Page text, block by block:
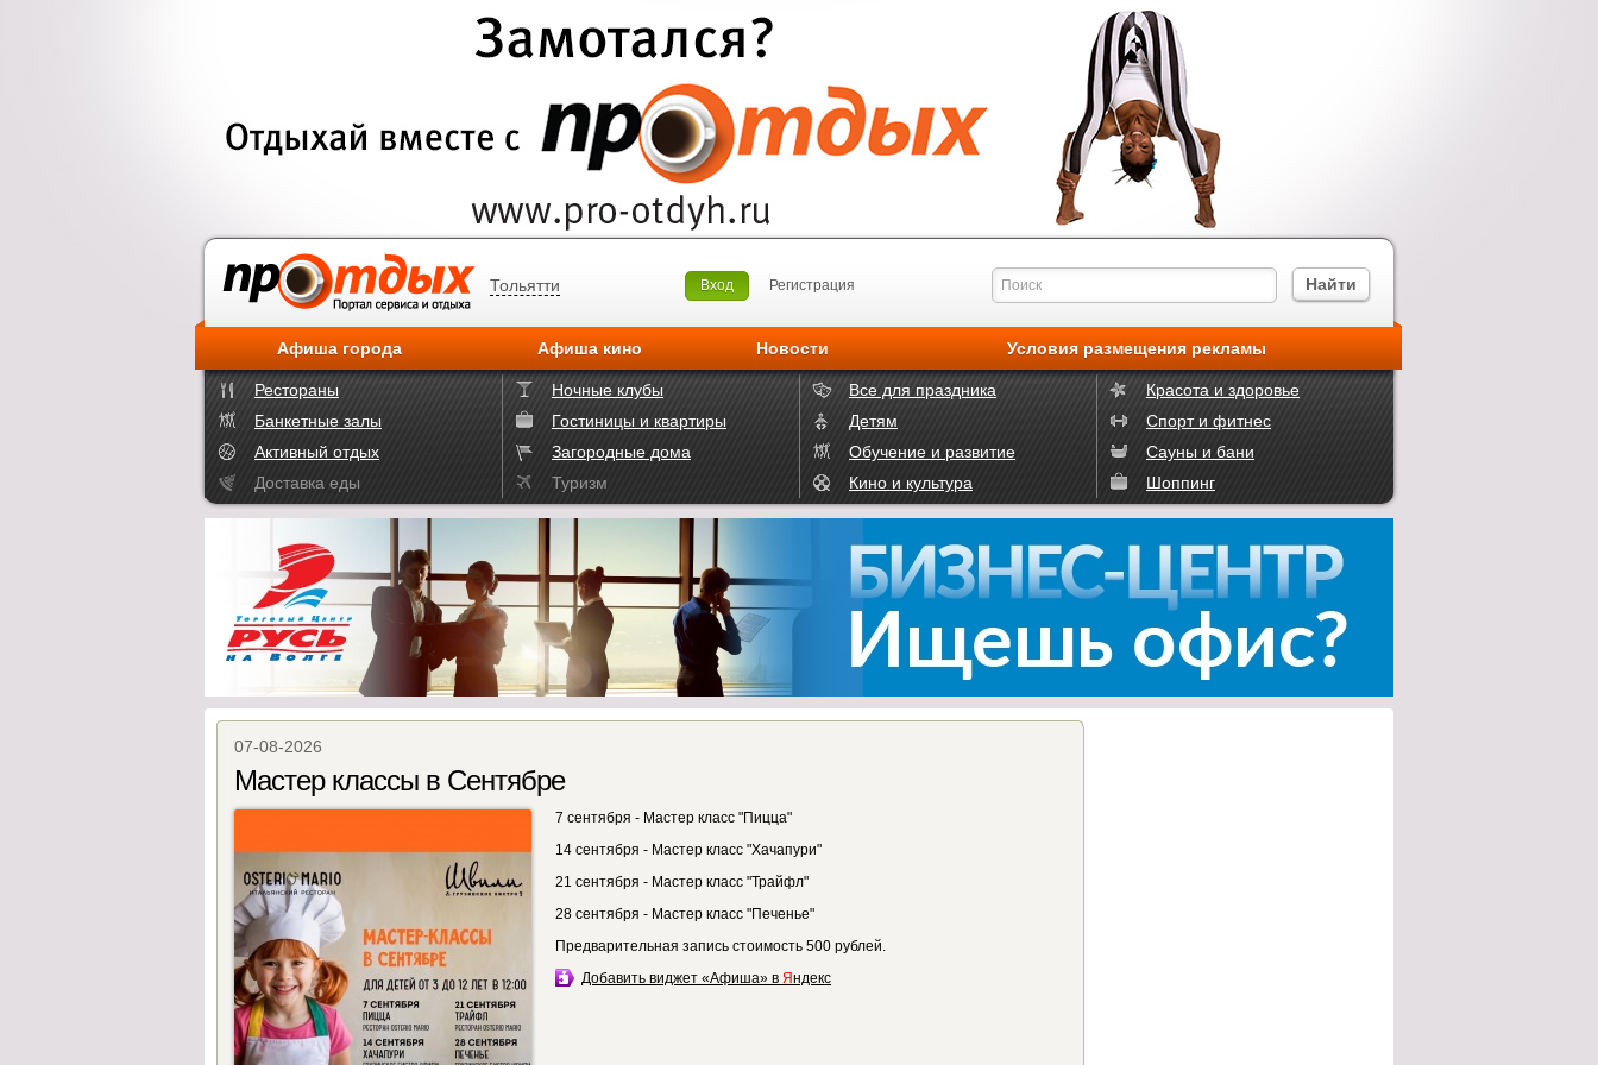
Тольятти Вход Регистрация
Афиша города Афиша кино Новости Условия размещения рекламы
Рестораны Ночные клубы Все для праздника
Красота и здоровье
Банкетные залы
Гостиницы и квартиры Детям
Спорт и фитнес
Активный отдых
Загородные дома Обучение и развитие
Сауны и бани
Доставка еды
Туризм Кино и культура Шоппинг
07-08-2026
Мастер классы в Сентябре
7 сентября - Мастер класс "Пицца"
14 сентября - Мастер класс "Хачапури"
21 сентября - Мастер класс "Трайфл"
28 сентября - Мастер класс "Печенье"
Предварительная запись стоимость 500 рублей.
Добавить виджет «Афиша» в Яндекс